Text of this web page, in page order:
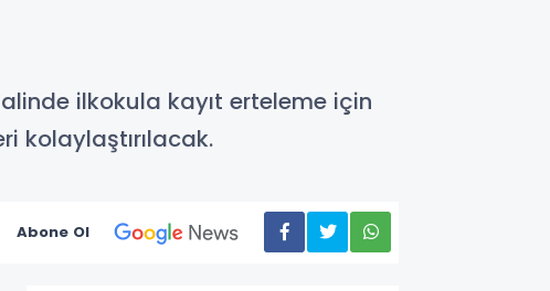
ilkokula kayıt erteleme için
kolaylaştırılacak.
Abone Ol